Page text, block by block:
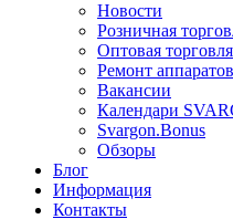
Новости
Розничная
Оптовая торговля
Ремонт аппаратов
Вакансии
Календари
Svargon.Bonus
Обзоры
Блог
Информация
Контакты